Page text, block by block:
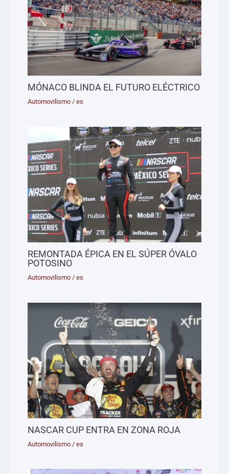
MÓNACO BLINDA EL FUTURO ELÉCTRICO
Automovilismo /es
REMONTADA ÉPICA EN EL SÚPER ÓVALO
POTOSINO
Automovilismo /es
NASCAR CUP ENTRA EN ZONA ROJA
Automovilismo /es